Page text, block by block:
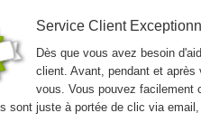
Service Client
Dès que vous avez besoin
client. Avant, pendant et
vous. Vous pouvez facilement
sont juste à portée de clic via